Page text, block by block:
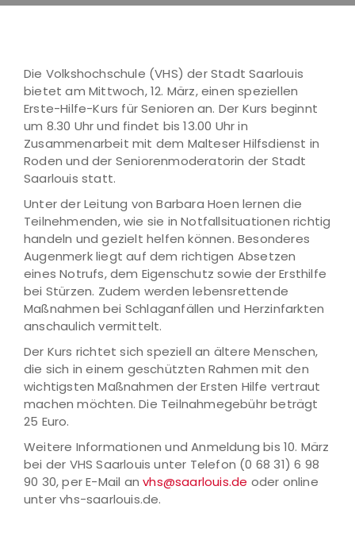
Die Volkshochschule (VHS) der Stadt Saarlouis
bietet am Mittwoch, 12. März, einen speziellen
Erste-Hilfe-Kurs für Senioren an. Der Kurs beginnt
um 8.30 Uhr und findet bis 13.00 Uhr in
Zusammenarbeit mit dem Malteser Hilfsdienst in
Roden und der Seniorenmoderatorin der Stadt
Saarlouis statt.
Unter der Leitung von Barbara Hoen lernen die
Teilnehmenden, wie sie in Notfallsituationen richtig
handeln und gezielt helfen können. Besonderes
Augenmerk liegt auf dem richtigen Absetzen
eines Notrufs, dem Eigenschutz sowie der Ersthilfe
bei Stürzen. Zudem werden lebensrettende
Maßnahmen bei Schlaganfällen und Herzinfarkten
anschaulich vermittelt.
Der Kurs richtet sich speziell an ältere Menschen,
die sich in einem geschützten Rahmen mit den
wichtigsten Maßnahmen der Ersten Hilfe vertraut
machen möchten. Die Teilnahmegebühr beträgt
25 Euro.
Weitere Informationen und Anmeldung bis 10. März
bei der VHS Saarlouis unter Telefon (0 68 31) 6 98
90 30, per E-Mail anvhs@saarlouis.de oder online
unter vhs-saarlouis.de.